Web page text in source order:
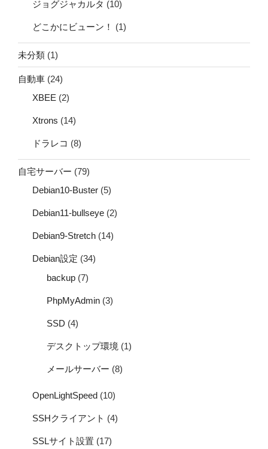
ジョグジャカルタ (10)
どこかにビューン！ (1)
未分類 (1)
自動車 (24)
XBEE (2)
Xtrons (14)
ドラレコ (8)
自宅サーバー (79)
Debian10-Buster (5)
Debian11-bullseye (2)
Debian9-Stretch (14)
Debian設定 (34)
backup (7)
PhpMyAdmin (3)
SSD (4)
デスクトップ環境 (1)
メールサーバー (8)
OpenLightSpeed (10)
SSHクライアント (4)
SSLサイト設置 (17)